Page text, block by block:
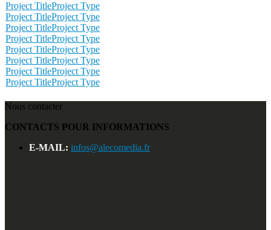
Project TitleProject Type
Project TitleProject Type
Project TitleProject Type
Project TitleProject Type
Project TitleProject Type
Project TitleProject Type
Project TitleProject Type
Project TitleProject Type
Nous contacter
CONTACTS POUR INFORMATIONS
E-MAIL: infos@alecomedia.fr